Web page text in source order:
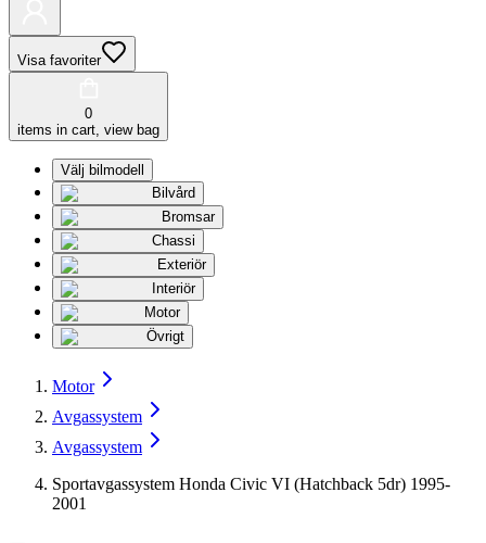
Visa favoriter
0
items in cart, view bag
Välj bilmodell
Bilvård
Bromsar
Chassi
Exteriör
Interiör
Motor
Övrigt
Motor
Avgassystem
Avgassystem
Sportavgassystem Honda Civic VI (Hatchback 5dr) 1995-
2001